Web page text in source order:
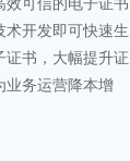
术开发即可快速生
证书，大幅提升证
业务运营降本增